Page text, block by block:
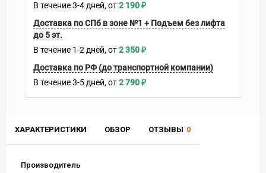
ХАРАКТЕРИСТИКИ ОБЗОР ОТЗЫВЫ 0
Производитель
В течение3-4 дней 2 190₽
Доставка по СПб в зоне №1 + Подъем без лифта
до 5 эт.
В течение 1-2 дней 2 350₽
Доставка по РФ (до транспортной компании)
В течение3-5 дней 2 790₽